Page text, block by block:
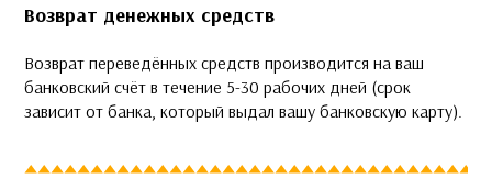
Возврат денежных средств
Возврат переведённых средств производится на ваш
банковский счёт в течение 5-30 рабочих дней (срок
зависит от банка, который выдал вашу банковскую карту).